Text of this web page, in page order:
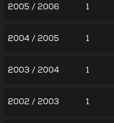
2005 / 2006 1
2004 / 2005 1
2003 / 2004 1
2002 / 2003 1